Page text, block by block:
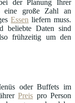
der Planung Ihrer
eine große Zahl an
Essen liefern muss.
beliebte Daten sind
frühzeitig um den
oder Buffets im
Preis pro Person